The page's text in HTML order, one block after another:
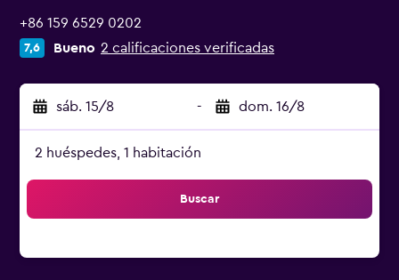
+86 159 6529 0202
7,6 Bueno 2 calificaciones verificadas
sáb. 15/8 - dom. 16/8
2 huéspedes, 1 habitación
Buscar